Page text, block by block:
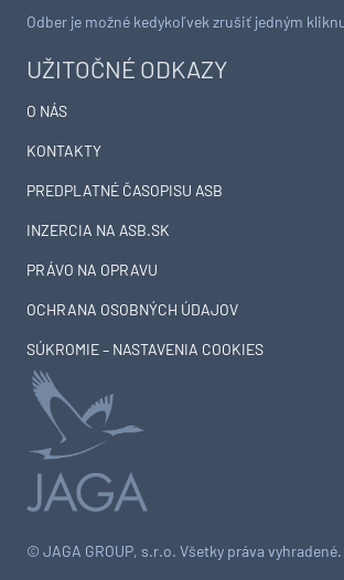
© JAGA GROUP, s.r.o. Všetky práva vyhradené.
UŽITOČNÉ ODKAZY
O NÁS
KONTAKTY
PREDPLATNÉ ČASOPISU ASB
INZERCIA NA ASB.SK
PRÁVO NA OPRAVU
OCHRANA OSOBNÝCH ÚDAJOV
SÚKROMIE – NASTAVENIA COOKIES
Odber je možné kedykoľvek zrušiť jedným